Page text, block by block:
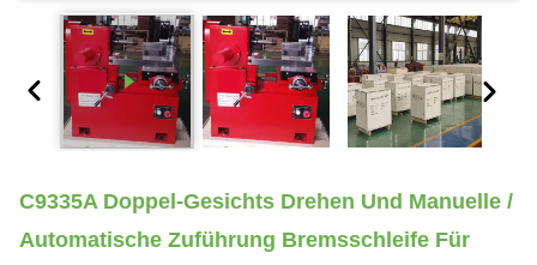
C9335A Doppel-Gesichts Drehen Und Manuelle /
Automatische Zuführung Bremsschleife Für